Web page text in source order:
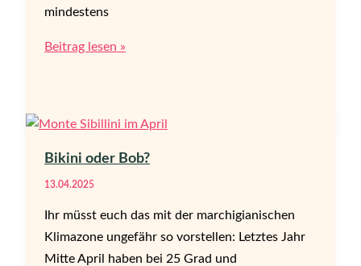
mindestens
Isch
Auto,
Signora…
Beitrag lesen »
Bikini oder Bob?
13.04.2025
Ihr müsst euch das mit der marchigianischen
Klimazone ungefähr so vorstellen: Letztes Jahr
Mitte April haben bei 25 Grad und